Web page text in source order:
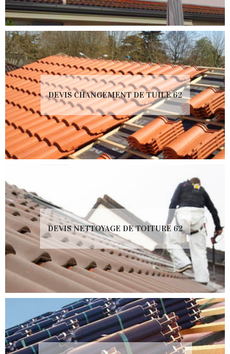
DEVIS CHANGEMENT DE TUILE 62
DEVIS NETTOYAGE DE TOITURE 62